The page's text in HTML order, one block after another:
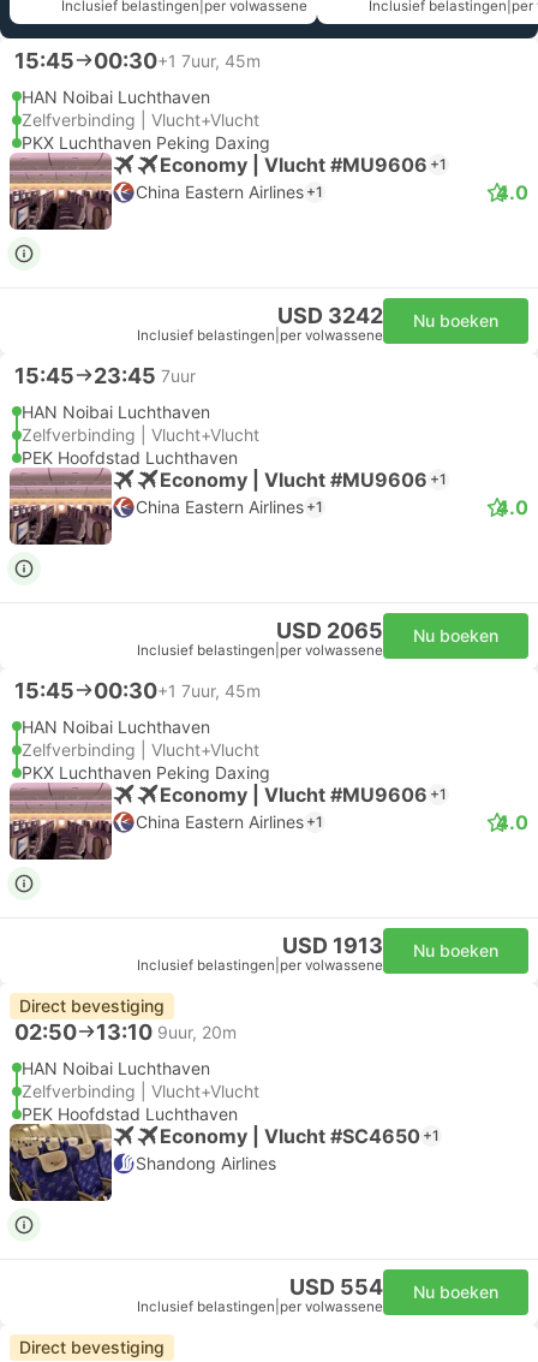
Inclusief belastingen per volwassene Inclusief belastingen per
15:45 00:30+1 7uur, 45m
HAN Noibai Luchthaven
Zelfverbinding | Vlucht+Vlucht
PKX Luchthaven Peking Daxing
Economy | Vlucht #MU9606 +1
China Eastern Airlines +1 4.0
USD 3242
Inclusief belastingen per volwassene
Nu boeken
15:45 23:45 7uur
HAN Noibai Luchthaven
Zelfverbinding | Vlucht+Vlucht
PEK Hoofdstad Luchthaven
Economy | Vlucht #MU9606 +1
China Eastern Airlines +1 4.0
USD 2065
Inclusief belastingen per volwassene
Nu boeken
15:45 00:30+1 7uur, 45m
HAN Noibai Luchthaven
Zelfverbinding | Vlucht+Vlucht
PKX Luchthaven Peking Daxing
Economy | Vlucht #MU9606 +1
China Eastern Airlines +1 4.0
USD 1913
Inclusief belastingen per volwassene
Nu boeken
Direct bevestiging
02:50 13:10 9uur, 20m
HAN Noibai Luchthaven
Zelfverbinding | Vlucht+Vlucht
PEK Hoofdstad Luchthaven
Economy | Vlucht #SC4650 +1
Shandong Airlines
USD 554
Inclusief belastingen per volwassene
Nu boeken
Direct bevestiging